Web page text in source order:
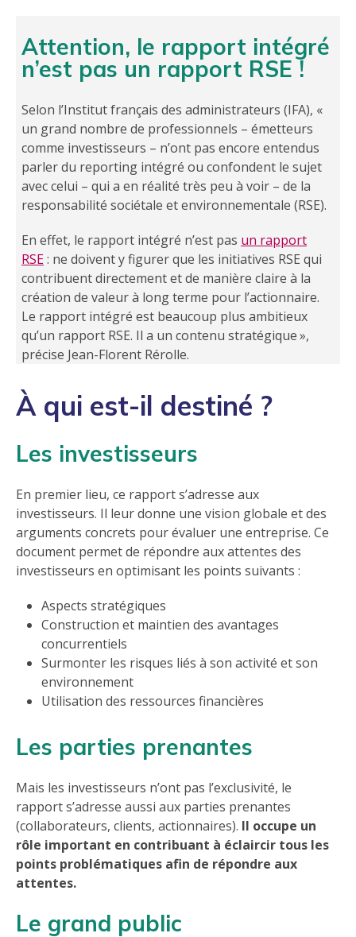
Attention, le rapport intégré
n’est pas un rapport RSE !
Selon l’Institut français des administrateurs (IFA), «
un grand nombre de professionnels – émetteurs
comme investisseurs – n’ont pas encore entendus
parler du reporting intégré ou confondent le sujet
avec celui – qui a en réalité très peu à voir – de la
responsabilité sociétale et environnementale (RSE).
En effet, le rapport intégré n’est pas un rapport
RSE: ne doivent y figurer que les initiatives RSE qui
contribuent directement et de manière claire à la
création de valeur à long terme pour l’actionnaire.
Le rapport intégré est beaucoup plus ambitieux
qu’un rapport RSE. Il a un contenu stratégique »,
précise Jean-Florent Rérolle.
À qui est-il destiné ?
Les investisseurs
En premier lieu, ce rapport s’adresse aux
investisseurs. Il leur donne une vision globale et des
arguments concrets pour évaluer une entreprise. Ce
document permet de répondre aux attentes des
investisseurs en optimisant les points suivants :
Aspects stratégiques
Construction et maintien des avantages
concurrentiels
Surmonter les risques liés à son activité et son
environnement
Utilisation des ressources financières
Les parties prenantes
Mais les investisseurs n’ont pas l’exclusivité, le
rapport s’adresse aussi aux parties prenantes
(collaborateurs, clients, actionnaires). Il occupe un
rôle important en contribuant à éclaircir tous les
points problématiques afin de répondre aux
attentes.
Le grand public